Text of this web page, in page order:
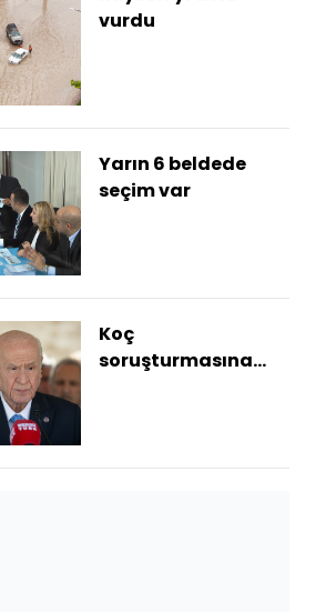
vurdu
Yarın 6 beldede
seçim var
Koç
soruşturmasına